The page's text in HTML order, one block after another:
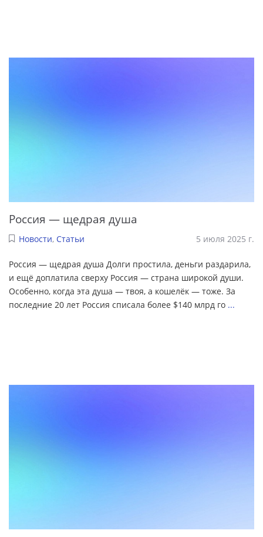
Россия — щедрая душа
Новости, Статьи 5 июля 2025 г.
Россия — щедрая душа Долги простила, деньги раздарила,
и ещё доплатила сверху Россия — страна широкой души.
Особенно, когда эта душа — твоя, а кошелёк — тоже. За
последние 20 лет Россия списала более $140 млрд го ...